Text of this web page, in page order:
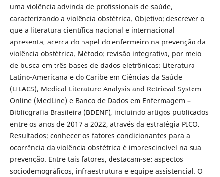
uma violência advinda de profissionais de saúde,
caracterizando a violência obstétrica. Objetivo: descrever o
que a literatura científica nacional e internacional
apresenta, acerca do papel do enfermeiro na prevenção da
violência obstétrica. Método: revisão integrativa, por meio
de busca em três bases de dados eletrônicas: Literatura
Latino-Americana e do Caribe em Ciências da Saúde
(LILACS), Medical Literature Analysis and Retrieval System
Online (MedLine) e Banco de Dados em Enfermagem –
Bibliografia Brasileira (BDENF), incluindo artigos publicados
entre os anos de 2017 a 2022, através da estratégia PICO.
Resultados: conhecer os fatores condicionantes para a
ocorrência da violência obstétrica é imprescindível na sua
prevenção. Entre tais fatores, destacam-se: aspectos
sociodemográficos, infraestrutura e equipe assistencial. O